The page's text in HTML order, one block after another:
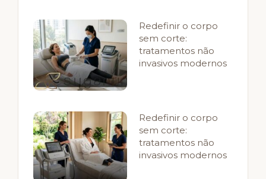
Redefinir o corpo
sem corte:
tratamentos não
invasivos modernos
Redefinir o corpo
sem corte:
tratamentos não
invasivos modernos